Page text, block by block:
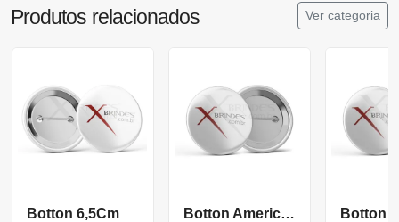
Produtos relacionados Ver categoria
Botton 6,5Cm Botton Americano 2,5Cm